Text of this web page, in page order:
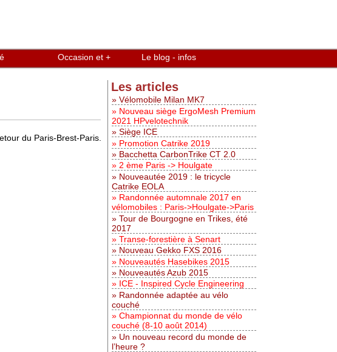
Occasion et + Le blog - infos
du Paris-Brest-Paris.
Les articles
Vélomobile Milan MK7
Nouveau siège ErgoMesh Premium
2021 HPvelotechnik
Siège ICE
Promotion Catrike 2019
Bacchetta CarbonTrike CT 2.0
2 ème Paris -> Houlgate
Nouveautée 2019 : le tricycle
Catrike EOLA
Randonnée automnale 2017 en
vélomobiles : Paris->Houlgate->Paris
Tour de Bourgogne en Trikes, été
2017
Transe-forestière à Senart
Nouveau Gekko FXS 2016
Nouveautés Hasebikes 2015
Nouveautés Azub 2015
ICE - Inspired Cycle Engineering
Randonnée adaptée au vélo
couché
Championnat du monde de vélo
couché (8-10 août 2014)
Un nouveau record du monde de
l’heure ?